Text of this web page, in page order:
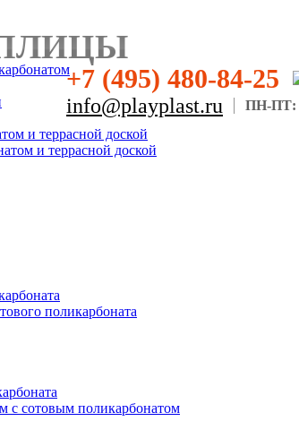
+7 (495) 480-84-25
info@playplast.ru ПН-ПТ:
и террасной доской
и террасной доской
поликарбоната
с сотовым поликарбонатом